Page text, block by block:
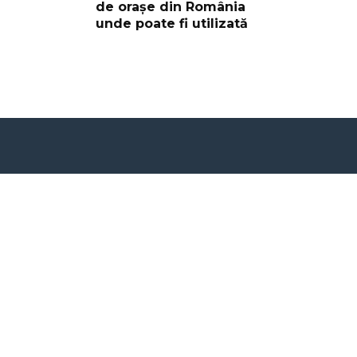
de orașe din România
unde poate fi utilizată